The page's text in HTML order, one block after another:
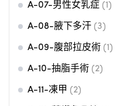
A-07-男性女乳症 (1)
A-08-腋下多汗 (3)
A-09-腹部拉皮術 (1)
A-10-抽脂手術 (2)
A-11-凍甲 (2)